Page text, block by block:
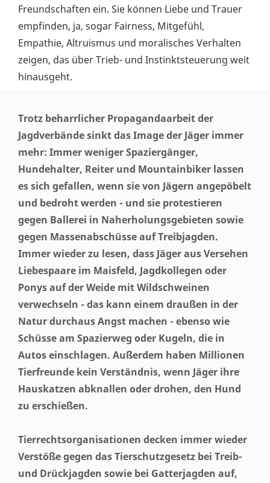
Freundschaften ein. Sie können Liebe und Trauer
empfinden, ja, sogar Fairness, Mitgefühl,
Empathie, Altruismus und moralisches Verhalten
zeigen, das über Trieb- und Instinktsteuerung weit
hinausgeht.
Trotz beharrlicher Propagandaarbeit der
Jagdverbände sinkt das Image der Jäger immer
mehr: Immer weniger Spaziergänger,
Hundehalter, Reiter und Mountainbiker lassen
es sich gefallen, wenn sie von Jägern angepöbelt
und bedroht werden - und sie protestieren
gegen Ballerei in Naherholungsgebieten sowie
gegen Massenabschüsse auf Treibjagden.
Immer wieder zu lesen, dass Jäger aus Versehen
Liebespaare im Maisfeld, Jagdkollegen oder
Ponys auf der Weide mit Wildschweinen
verwechseln - das kann einem draußen in der
Natur durchaus Angst machen - ebenso wie
Schüsse am Spazierweg oder Kugeln, die in
Autos einschlagen. Außerdem haben Millionen
Tierfreunde kein Verständnis, wenn Jäger ihre
Hauskatzen abknallen oder drohen, den Hund
zu erschießen.
Tierrechtsorganisationen decken immer wieder
Verstöße gegen das Tierschutzgesetz bei Treib-
und Drückjagden sowie bei Gatterjagden auf,